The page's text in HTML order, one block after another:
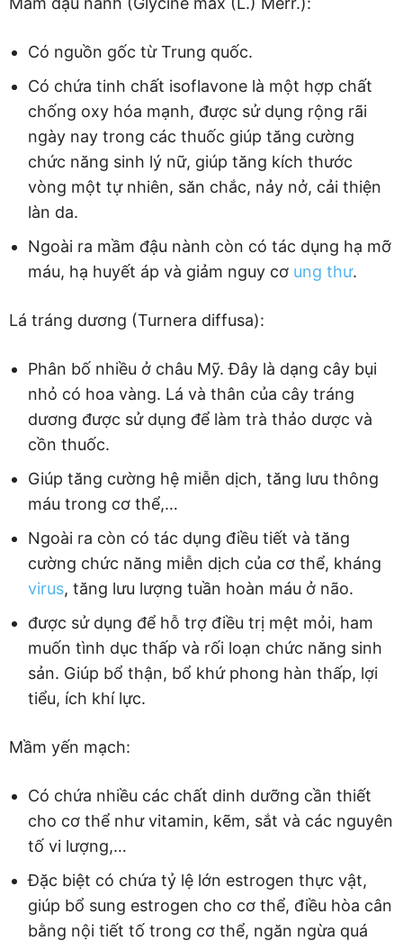
Có nguồn gốc từ Trung quốc.
Có chứa tinh chất isoflavone là một hợp chất
chống oxy hóa mạnh, được sử dụng rộng rãi
ngày nay trong các thuốc giúp tăng cường
chức năng sinh lý nữ, giúp tăng kích thước
vòng một tự nhiên, săn chắc, nảy nở, cải thiện
làn da.
Ngoài ra mầm đậu nành còn có tác dụng hạ mỡ
máu, hạ huyết áp và giảm nguy cơ ung thư.
Lá tráng dương (Turnera diffusa):
Phân bố nhiều ở châu Mỹ. Đây là dạng cây bụi
nhỏ có hoa vàng. Lá và thân của cây tráng
dương được sử dụng để làm trà thảo dược và
cồn thuốc.
Giúp tăng cường hệ miễn dịch, tăng lưu thông
máu trong cơ thể,…
Ngoài ra còn có tác dụng điều tiết và tăng
cường chức năng miễn dịch của cơ thể, kháng
virus, tăng lưu lượng tuần hoàn máu ở não.
được sử dụng để hỗ trợ điều trị mệt mỏi, ham
muốn tình dục thấp và rối loạn chức năng sinh
sản. Giúp bổ thận, bổ khứ phong hàn thấp, lợi
tiểu, ích khí lực.
Mầm yến mạch:
Có chứa nhiều các chất dinh dưỡng cần thiết
cho cơ thể như vitamin, kẽm, sắt và các nguyên
tố vi lượng,…
Đặc biệt có chứa tỷ lệ lớn estrogen thực vật,
giúp bổ sung estrogen cho cơ thể, điều hòa cân
bằng nội tiết tố trong cơ thể, ngăn ngừa quá